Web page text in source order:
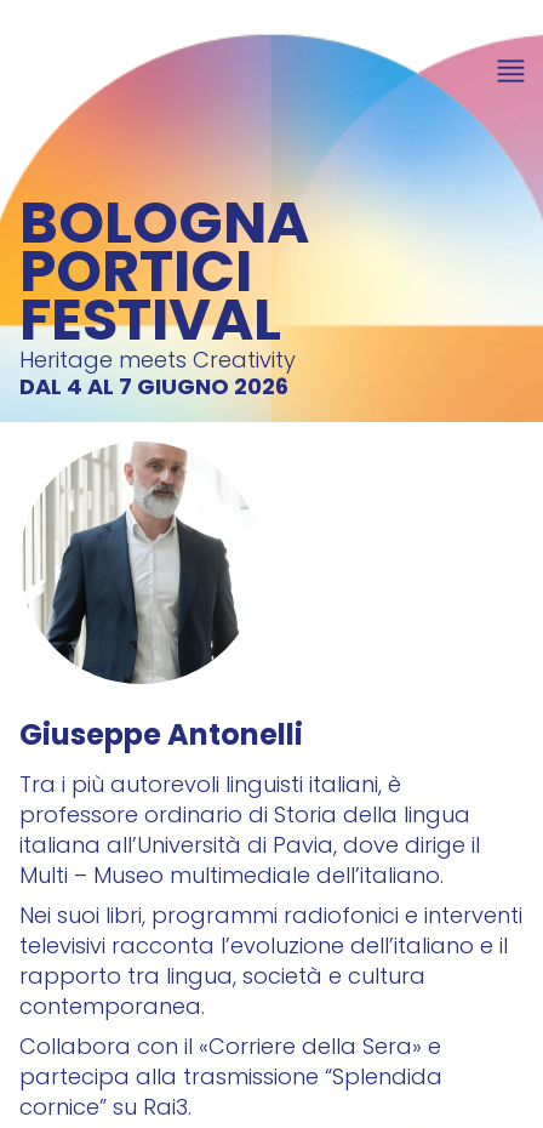
BOLOGNA
PORTICI
FESTIVAL
Heritage meets Creativity
DAL 4 AL 7 GIUGNO 2026
Giuseppe Antonelli
Tra i più autorevoli linguisti italiani, è
professore ordinario di Storia della lingua
italiana all’Università di Pavia, dove dirige il
Multi – Museo multimediale dell’italiano.
Nei suoi libri, programmi radiofonici e interventi
televisivi racconta l’evoluzione dell’italiano e il
rapporto tra lingua, società e cultura
contemporanea.
Collabora con il «Corriere della Sera» e
partecipa alla trasmissione “Splendida
cornice” su Rai3.